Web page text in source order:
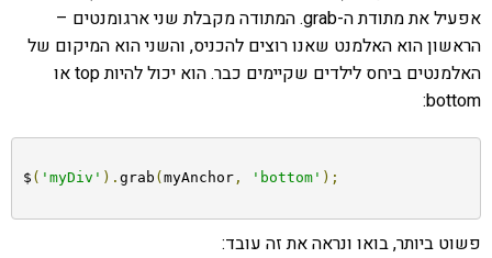
אפעיל את מתודת ה-grab. המתודה מקבלת שני ארגומנטים –
הראשון הוא האלמנט שאנו רוצים להכניס, והשני הוא המיקום של
האלמנטים ביחס לילדים שקיימים כבר. הוא יכול להיות top או
bottom:
$ ( 'myDiv' ). grab ( myAnchor, 'bottom' );
פשוט ביותר, בואו ונראה את זה עובד: